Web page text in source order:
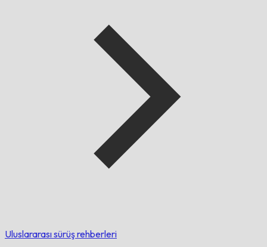
Uluslararası sürüş rehberleri